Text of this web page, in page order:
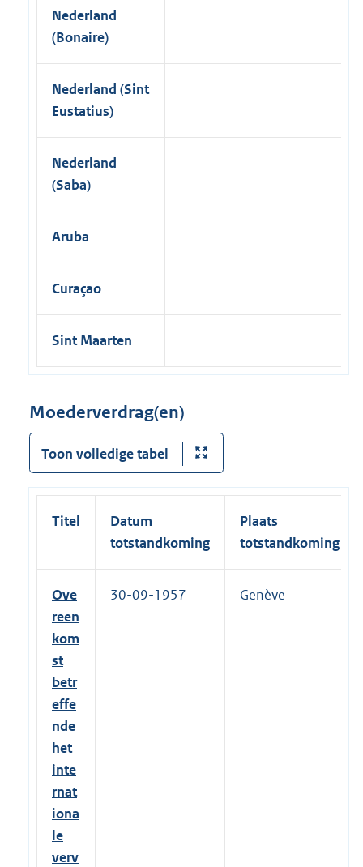
Nederland
(Bonaire)
Nederland (Sint
Eustatius)
Nederland
(Saba)
Aruba
Curaçao
Sint Maarten
Moederverdrag(en)
Toon volledige tabel
Titel
Datum
totstandkoming
Plaats
totstandkoming
Ove
reen
kom
st
betr
effe
nde
het
inte
rnat
iona
le
verv
30-09-1957 Genève